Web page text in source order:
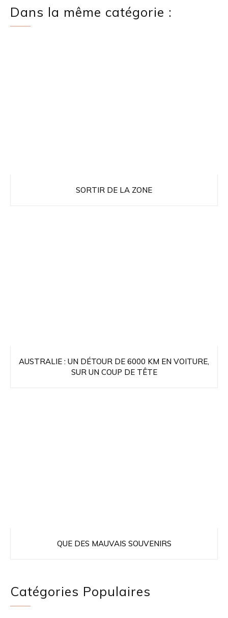
Dans la même catégorie :
SORTIR DE LA ZONE
AUSTRALIE : UN DÉTOUR DE 6000 KM EN VOITURE,
SUR UN COUP DE TÊTE
QUE DES MAUVAIS SOUVENIRS
Catégories Populaires